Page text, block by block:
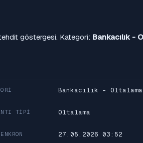
göstergesi. Kategori: Bankacılık -
Bankacılık - Oltalama
TIPI Oltalama
27.05.2026 03:52